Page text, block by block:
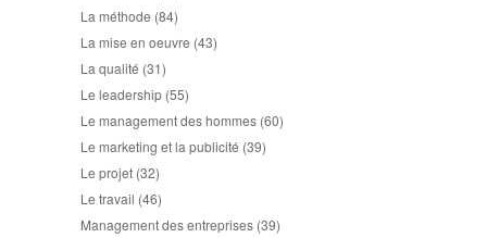
La méthode (84)
La mise en oeuvre (43)
La qualité (31)
Le leadership (55)
Le management des hommes (60)
Le marketing et la publicité (39)
Le projet (32)
Le travail (46)
Management des entreprises (39)